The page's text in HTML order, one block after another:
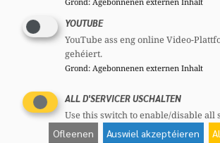
YOUTUBE
YouTube ass eng online Video-
gehéiert.
Grond: Agebonnenen externen Inhalt
ALL D'SERVICER USCHALTEN
Use this switch to enable/disable all
Ofleenen Auswiel akzeptéieren